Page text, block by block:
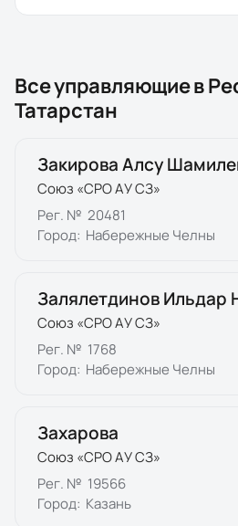
Все управляющие в
Татарстан
Закирова Алсу
Союз «СРО АУ СЗ»
Рег. № 20481
Город: Набережные Челны
Залялетдинов Ильдар
Союз «СРО АУ СЗ»
Рег. № 1768
Город: Набережные Челны
Захарова
Союз «СРО АУ СЗ»
Рег. № 19566
Город: Казань